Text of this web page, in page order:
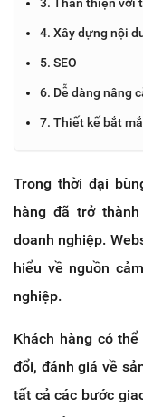
4. Xây dựng nội
5. SEO
6. Dễ dàng nâng
7. Thiết kế bắt
Trong thời đại
hàng đã trở
doanh nghiệp.
hiểu về nguồn
nghiệp.
Khách hàng có
đổi, đánh giá về
tất cả các bước